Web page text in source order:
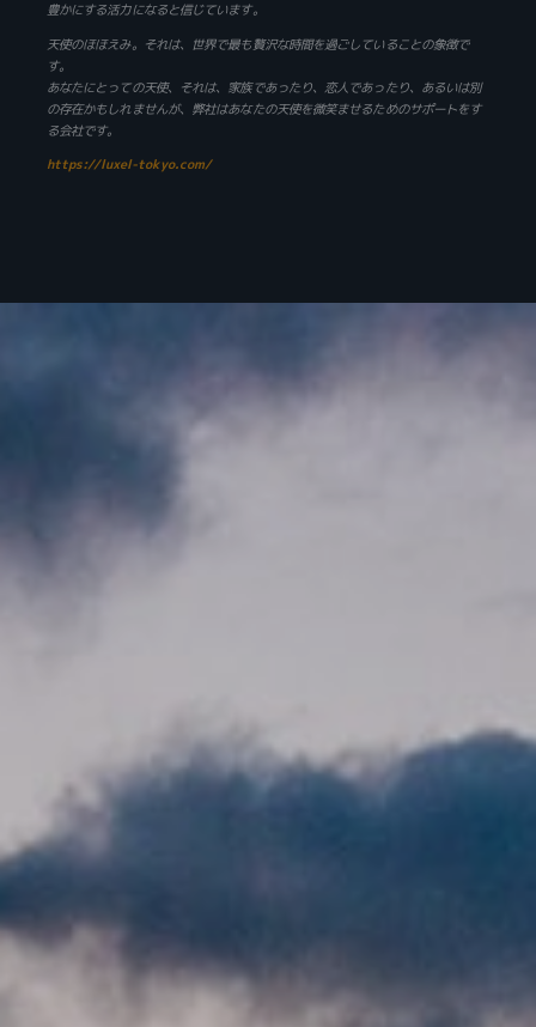
豊かにする活力になると信じています。
天使のほほえみ。それは、世界で最も贅沢な時間を過ごしていることの象徴で
す。
あなたにとっての天使、それは、家族であったり、恋人であったり、あるいは別
の存在かもしれませんが、弊社はあなたの天使を微笑ませるためのサポートをす
る会社です。
https://luxel-tokyo.com/